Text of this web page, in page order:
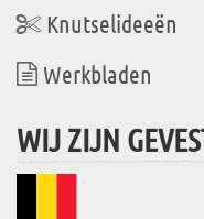
Knutselideeën
Werkbladen
WIJ ZIJN